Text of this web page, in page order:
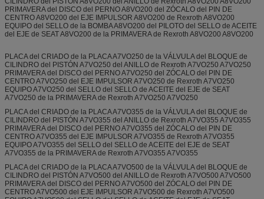
PRIMAVERA del DISCO del PERNO A8VO200 del ZÓCALO del PIN DE
CENTRO A8VO200 del EJE IMPULSOR A8VO200 de Rexroth A8VO200
EQUIPO del SELLO de la BOMBA A8VO200 del PILOTO del SELLO de ACEITE
del EJE de SEAT A8VO200 de la PRIMAVERA de Rexroth A8VO200 A8VO200
PLACA del CRIADO de la PLACA A7VO250 de la VÁLVULA del BLOQUE de
CILINDRO del PISTÓN A7VO250 del ANILLO de Rexroth A7VO250 A7VO250
PRIMAVERA del DISCO del PERNO A7VO250 del ZÓCALO del PIN DE
CENTRO A7VO250 del EJE IMPULSOR A7VO250 de Rexroth A7VO250
EQUIPO A7VO250 del SELLO del SELLO de ACEITE del EJE de SEAT
A7VO250 de la PRIMAVERA de Rexroth A7VO250 A7VO250
PLACA del CRIADO de la PLACA A7VO355 de la VÁLVULA del BLOQUE de
CILINDRO del PISTÓN A7VO355 del ANILLO de Rexroth A7VO355 A7VO355
PRIMAVERA del DISCO del PERNO A7VO355 del ZÓCALO del PIN DE
CENTRO A7VO355 del EJE IMPULSOR A7VO355 de Rexroth A7VO355
EQUIPO A7VO355 del SELLO del SELLO de ACEITE del EJE de SEAT
A7VO355 de la PRIMAVERA de Rexroth A7VO355 A7VO355
PLACA del CRIADO de la PLACA A7VO500 de la VÁLVULA del BLOQUE de
CILINDRO del PISTÓN A7VO500 del ANILLO de Rexroth A7VO500 A7VO500
PRIMAVERA del DISCO del PERNO A7VO500 del ZÓCALO del PIN DE
CENTRO A7VO500 del EJE IMPULSOR A7VO500 de Rexroth A7VO500